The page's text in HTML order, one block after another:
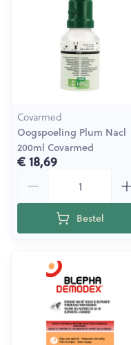
Covarmed
Oogspoeling Plum Nacl
200ml Covarmed
€ 18,69
Bestel